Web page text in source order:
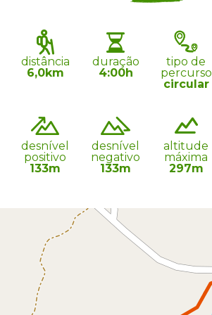
distância
6,0km
duração
4:00h
tipo de
percurso
circular
desnível
positivo
133m
desnível
negativo
133m
altitude
máxima
297m